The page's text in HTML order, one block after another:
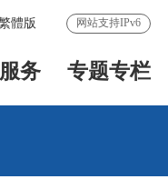
體版 网站支持IPv6
务 专题专栏